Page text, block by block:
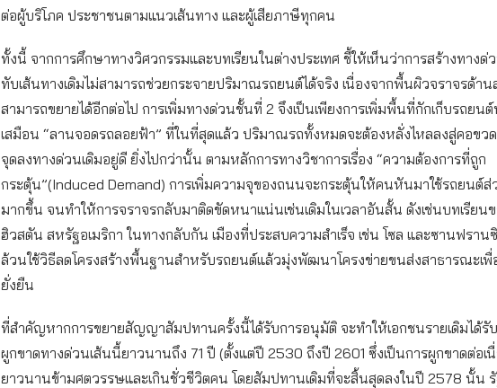
ต่อผู้บริโภค ประชาชนตามแนวเส้นทาง และผู้เสียภาษีทุกคน
ทั้งนี้ จากการศึกษาทางวิศวกรรมและบทเรียนในต่างประเทศ ชี้ให้เห็นว่าการสร้างทางด่
ทับเส้นทางเดิมไม่สามารถช่วยกระจายปริมาณรถยนต์ได้จริง เนื่องจากพื้นผิวจราจรด้าน
สามารถขยายได้อีกต่อไป การเพิ่มทางด่วนชั้นที่ 2 จึงเป็นเพียงการเพิ่มพื้นที่กักเก็บรถยนต์
เสมือน “ลานจอดรถลอยฟ้า” ที่ในที่สุดแล้ว ปริมาณรถทั้งหมดจะต้องหลั่งไหลลงสู่คอขว
จุดลงทางด่วนเดิมอยู่ดี ยิ่งไปกว่านั้น ตามหลักการทางวิชาการเรื่อง “ความต้องการที่ถูก
กระตุ้น”(Induced Demand) การเพิ่มความจุของถนนจะกระตุ้นให้คนหันมาใช้รถยนต์
มากขึ้น จนทำให้การจราจรกลับมาติดขัดหนาแน่นเช่นเดิมในเวลาอันสั้น ดังเช่นบทเรียนข
ฮิวสตัน สหรัฐอเมริกา ในทางกลับกัน เมืองที่ประสบความสำเร็จ เช่น โซล และซานฟราน
ล้วนใช้วิธีลดโครงสร้างพื้นฐานสำหรับรถยนต์แล้วมุ่งพัฒนาโครงข่ายขนส่งสาธารณะเพื่
ยั่งยืน
ที่สำคัญหากการขยายสัญญาสัมปทานครั้งนี้ได้รับการอนุมัติ จะทำให้เอกชนรายเดิมได้รั
ผูกขาดทางด่วนเส้นนี้ยาวนานถึง 71 ปี (ตั้งแต่ปี 2530 ถึงปี 2601 ซึ่งเป็นการผูกขาดต่อเ
ยาวนานข้ามศตวรรษและเกินชั่วชีวิตคน โดยสัมปทานเดิมที่จะสิ้นสุดลงในปี 2578 นั้น